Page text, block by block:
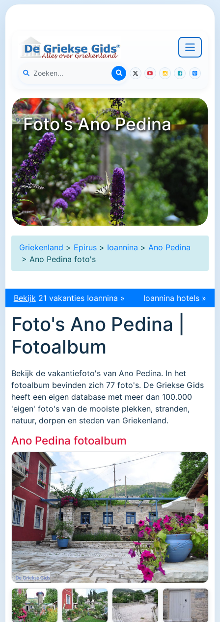
Foto's Ano Pedina
Griekenland > Epirus > Ioannina > Ano Pedina
> Ano Pedina foto's
Bekijk 21 vakanties Ioannina » Ioannina hotels »
Foto's Ano Pedina |
Fotoalbum
Bekijk de vakantiefoto's van Ano Pedina. In het
fotoalbum bevinden zich 77 foto's. De Griekse Gids
heeft een eigen database met meer dan 100.000
'eigen' foto's van de mooiste plekken, stranden,
natuur, dorpen en steden van Griekenland.
Ano Pedina fotoalbum